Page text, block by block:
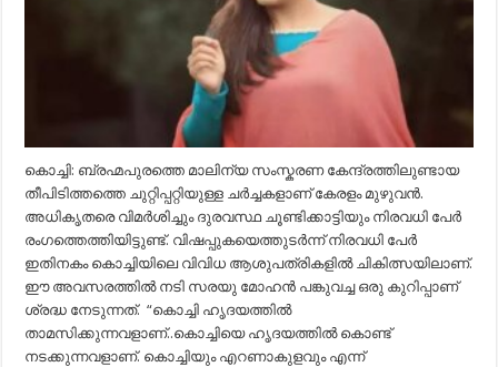
കൊച്ചി: ബ്രഹ്മപുരത്തെ മാലിന്യ സംസ്കരണ കേന്ദ്രത്തിലുണ്ടായ
തീപിടിത്തത്തെ ചുറ്റിപ്പറ്റിയുള്ള ചർച്ചകളാണ് കേരളം മുഴുവൻ.
അധികൃതരെ വിമർശിച്ചും ദുരവസ്ഥ ചൂണ്ടിക്കാട്ടിയും നിരവധി പേർ
രംഗത്തെത്തിയിട്ടുണ്ട്. വിഷപ്പുകയെത്തുടർന്ന് നിരവധി പേർ
ഇതിനകം കൊച്ചിയിലെ വിവിധ ആശുപത്രികളിൽ ചികിത്സയിലാണ്.
ഈ അവസരത്തിൽ നടി സരയു മോഹൻ പങ്കുവച്ച ഒരു കുറിപ്പാണ്
ശ്രദ്ധ നേടുന്നത്. “കൊച്ചി ഹൃദയത്തിൽ
താമസിക്കുന്നവളാണ്..കൊച്ചിയെ ഹൃദയത്തിൽ കൊണ്ട്
നടക്കുന്നവളാണ്. കൊച്ചിയും എറണാകുളവും എന്ന്